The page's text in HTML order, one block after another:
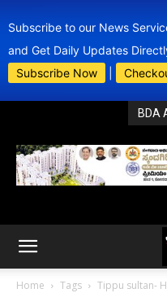
Subscribe to our News
and Get Daily Updates
Subscribe Now
BDA
Home Tags Tippu sultan-